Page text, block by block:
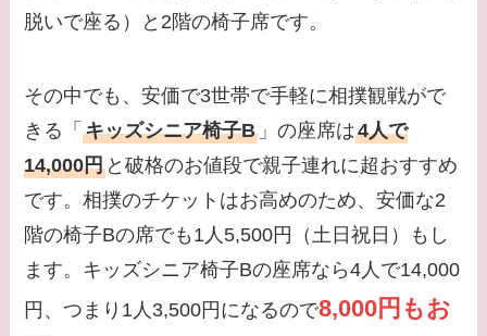
脱いで座る）と2階の椅子席です。
その中でも、安価で3世帯で手軽に相撲観戦がで
きる「キッズシニア椅子B 」の座席は4人で
14,000円 と破格のお値段で親子連れに超おすすめ
です。相撲のチケットはお高めのため、安価な2
階の椅子Bの席でも1人5,500円（土日祝日）もし
ます。キッズシニア椅子Bの座席なら4人で14,000
円、つまり1人3,500円になるので8,000円もお